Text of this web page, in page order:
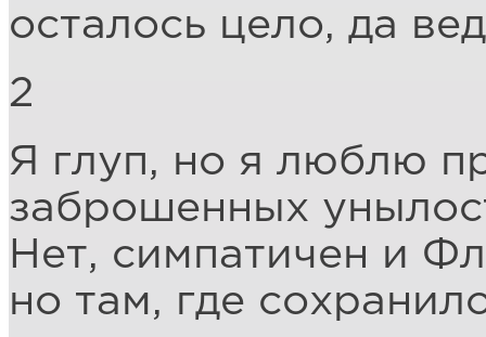
осталось цело, да
2
Я глуп, но я люблю
заброшенных
Нет, симпатичен и
но там, где